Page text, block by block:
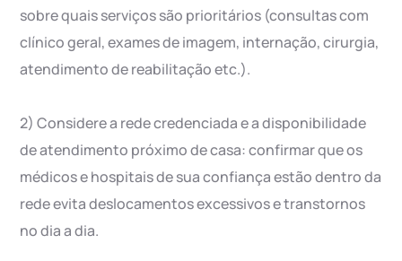
sobre quais serviços são prioritários (consultas com
clínico geral, exames de imagem, internação, cirurgia,
atendimento de reabilitação etc.).
2) Considere a rede credenciada e a disponibilidade
de atendimento próximo de casa: confirmar que os
médicos e hospitais de sua confiança estão dentro da
rede evita deslocamentos excessivos e transtornos
no dia a dia.